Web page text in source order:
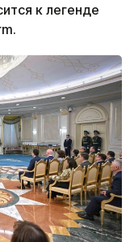
к легенде